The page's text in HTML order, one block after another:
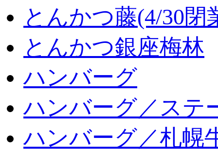
とんかつ藤(4/30閉
とんかつ銀座梅林
ハンバーグ
ハンバーグ／ステ
ハンバーグ／札幌